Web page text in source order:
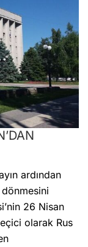
ardından
dönmesini
26 Nisan
olarak Rus